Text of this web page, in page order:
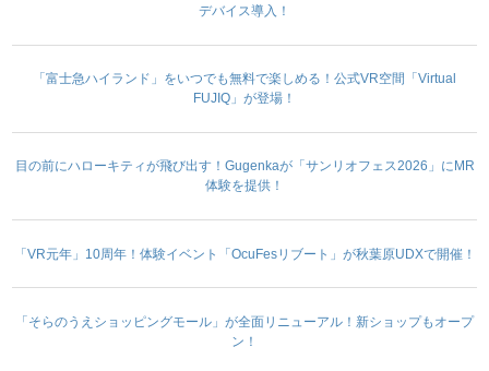
デバイス導入！
「富士急ハイランド」をいつでも無料で楽しめる！公式VR空間「Virtual
FUJIQ」が登場！
目の前にハローキティが飛び出す！Gugenkaが「サンリオフェス2026」にMR
体験を提供！
「VR元年」10周年！体験イベント「OcuFesリブート」が秋葉原UDXで開催！
「そらのうえショッピングモール」が全面リニューアル！新ショップもオープ
ン！